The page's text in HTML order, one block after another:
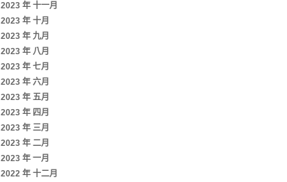
2023 年 十一月
2023 年 十月
2023 年 九月
2023 年 八月
2023 年 七月
2023 年 六月
2023 年 五月
2023 年 四月
2023 年 三月
2023 年 二月
2023 年 一月
2022 年 十二月